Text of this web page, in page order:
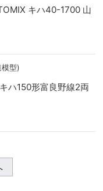
キハ40-1700 山
模型)
ハ150形富良野線2両